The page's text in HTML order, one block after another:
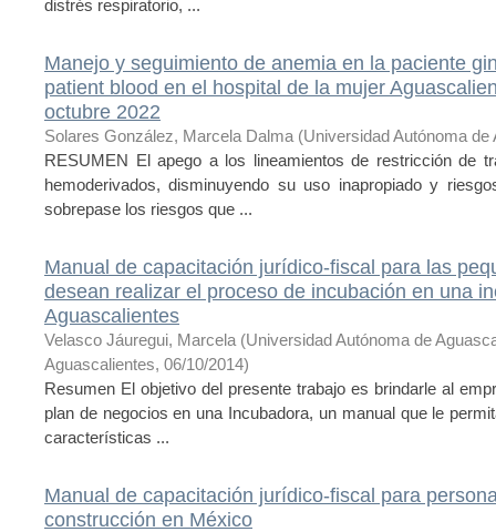
distrés respiratorio, ...
Manejo y seguimiento de anemia en la paciente
patient blood en el hospital de la mujer
octubre 2022
Solares González, Marcela Dalma (Universidad Autónoma de
RESUMEN El apego a los lineamientos de restricción de
hemoderivados, disminuyendo su uso inapropiado y
sobrepase los riesgos que ...
Manual de capacitación jurídico-fiscal para las
desean realizar el proceso de incubación en una
Aguascalientes
Velasco Jáuregui, Marcela (Universidad Autónoma de
Aguascalientes, 06/10/2014)
Resumen El objetivo del presente trabajo es brindarle al
plan de negocios en una Incubadora, un manual que le
características ...
Manual de capacitación jurídico-fiscal para
construcción en México